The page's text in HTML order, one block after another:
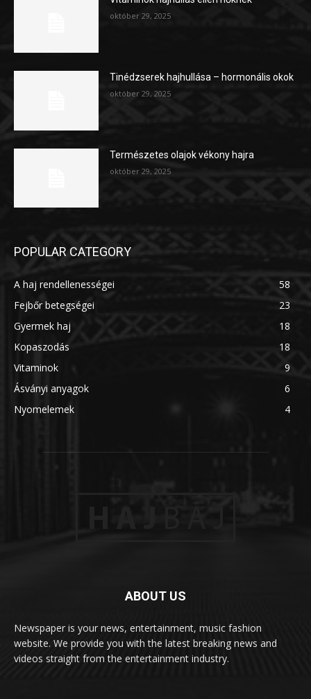
október 29, 2025
Tinédzserek hajhullása – hormonális okok
október 29, 2025
Természetes olajok vékony hajra
október 29, 2025
POPULAR CATEGORY
A haj rendellenességei
58
Fejbőr betegségei
23
Gyermek haj
18
Kopaszodás
18
Vitaminok
9
Ásványi anyagok
6
Nyomelemek
4
ABOUT US
Newspaper is your news, entertainment, music fashion
website. We provide you with the latest breaking news and
videos straight from the entertainment industry.